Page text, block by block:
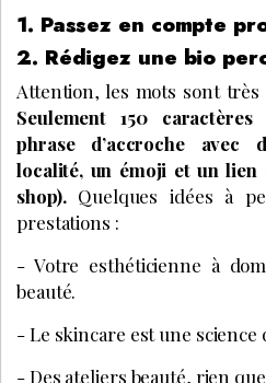
1. Passez en compte
2. Rédigez une bio
Attention, les mots sont très
Seulement 150
phrase d’accroche avec
localité, un émoji et un lien
shop).Quelques idées à
prestations :
- Votre esthéticienne à
beauté.
- Le skincare est une science
- Des ateliers beauté, rien